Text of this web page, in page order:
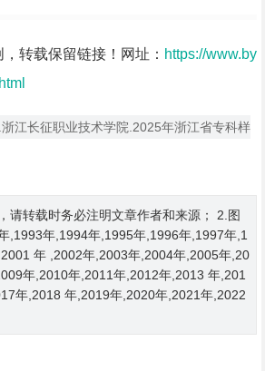
转载保留链接！网址： https://www.by
江长征职业技术学院.2025年浙江省专科样
请转载时务必注明文章作者和来源； 2.图
,1993年,1994年,1995年,1996年,1997年,1
年 ,2002年,2003年,2004年,2005年,20
年,2010年,2011年,2012年,2013 年,201
年,2018 年,2019年,2020年,2021年,2022